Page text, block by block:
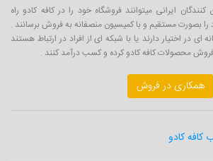
ایرانی میتوانند فروشگاه خود را در کافه کادو راه
بصورت مستقیم و با کمیسیون منصفانه به فروش برسانند .
ای در اختیار دارند یا با شبکه ای از افراد در ارتباط هستند
محصولات کافه کادو کرده و کسب درآمد کنند .
همکاری در فروش
کافه کادو